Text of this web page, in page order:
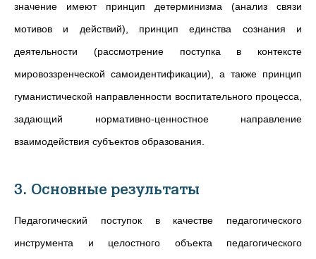
значение имеют принцип детерминизма (анализ связи
мотивов и действий), принцип единства сознания и
деятельности (рассмотрение поступка в контексте
мировоззренческой самоидентификации), а также принцип
гуманистической направленности воспитательного процесса,
задающий нормативно-ценностное направление
взаимодействия субъектов образования.
3. Основные результаты
Педагогический поступок в качестве педагогического
инструмента и целостного объекта педагогического